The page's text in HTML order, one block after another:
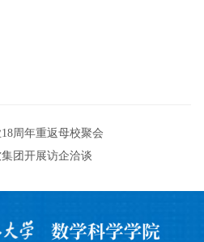
周年重返母校聚会
团开展访企洽谈